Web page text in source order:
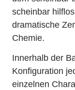
scheinbar
dramatische
Chemie.
Innerhalb der
Konfiguration
einzelnen